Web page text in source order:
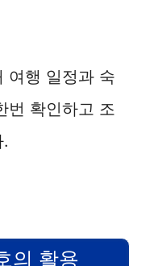
여행 일정과 숙
번 확인하고 조
의 활용